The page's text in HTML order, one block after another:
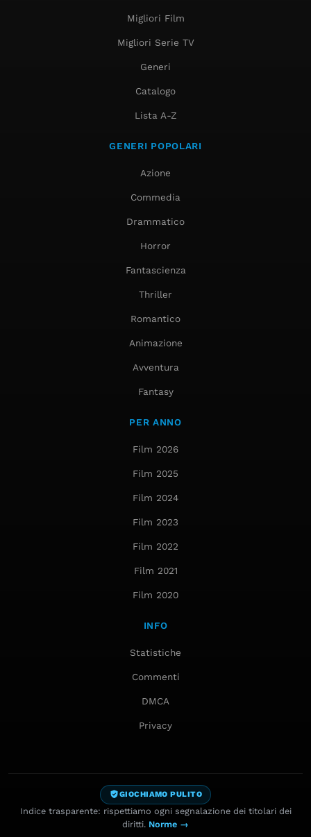
Migliori Film
Migliori Serie TV
Generi
Catalogo
Lista A-Z
GENERI POPOLARI
Azione
Commedia
Drammatico
Horror
Fantascienza
Thriller
Romantico
Animazione
Avventura
Fantasy
PER ANNO
Film 2026
Film 2025
Film 2024
Film 2023
Film 2022
Film 2021
Film 2020
INFO
Statistiche
Commenti
DMCA
Privacy
GIOCHIAMO PULITO
Indice trasparente: rispettiamo ogni segnalazione dei titolari dei
diritti. Norme →